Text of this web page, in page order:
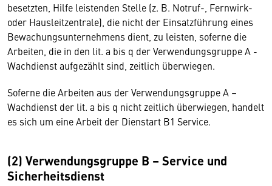
besetzten, Hilfe leistenden Stelle (z. B. Notruf-, Fernwirk-
oder Hausleitzentrale), die nicht der Einsatzführung eines
Bewachungsunternehmens dient, zu leisten, soferne die
Arbeiten, die in den lit. a bis q der Verwendungsgruppe A -
Wachdienst aufgezählt sind, zeitlich überwiegen.
Soferne die Arbeiten aus der Verwendungsgruppe A –
Wachdienst der lit. a bis q nicht zeitlich überwiegen, handelt
es sich um eine Arbeit der Dienstart B1 Service.
(2) Verwendungsgruppe B – Service und
Sicherheitsdienst